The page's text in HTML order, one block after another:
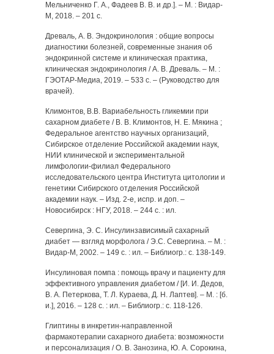
Мельниченко Г. А., Фадеев В. В. и др.]. – М. : Видар-
М, 2018. – 201 с.
Древаль, А. В. Эндокринология : общие вопросы
диагностики болезней, современные знания об
эндокринной системе и клиническая практика,
клиническая эндокринология / А. В. Древаль. – М. :
ГЭОТАР-Медиа, 2019. – 533 с. – (Руководство для
врачей).
Климонтов, В.В. Вариабельность гликемии при
сахарном диабете / В. В. Климонтов, Н. Е. Мякина ;
Федеральное агентство научных организаций,
Сибирское отделение Российской академии наук,
НИИ клинической и экспериментальной
лимфологии-филиал Федерального
исследовательского центра Института цитологии и
генетики Сибирского отделения Российской
академии наук. – Изд. 2-е, испр. и доп. –
Новосибирск : НГУ, 2018. – 244 с. : ил.
Севергина, Э. С. Инсулинзависимый сахарный
диабет — взгляд морфолога / Э.С. Севергина. – М. :
Видар-М, 2002. – 149 с. : ил. – Библиогр.: с. 138-149.
Инсулиновая помпа : помощь врачу и пациенту для
эффективного управления диабетом / [И. И. Дедов,
В. А. Петеркова, Т. Л. Кураева, Д. Н. Лаптев]. – М. : [б.
и.], 2016. – 128 с. : ил. – Библиогр.: с. 118-126.
Глиптины в инкретин-направленной
фармакотерапии сахарного диабета: возможности
и персонализация / О. В. Занозина, Ю. А. Сорокина,